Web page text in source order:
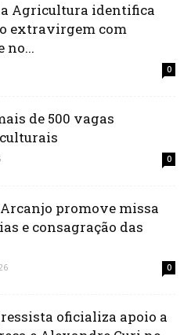
Agricultura identifica
extravirgem com
no...
0
de 500 vagas
0
promove missa
e consagração das
0
oficializa apoio a